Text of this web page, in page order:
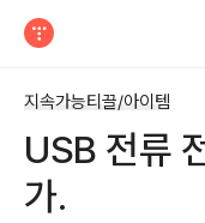
지속가능티끌/아이템
USB 전류
가.